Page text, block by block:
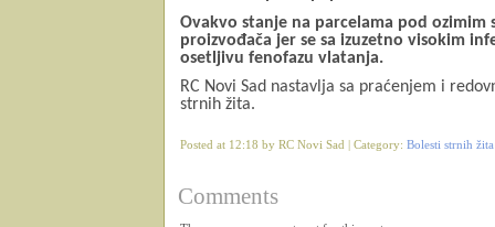
Ovakvo stanje na parcelama pod
proizvođača jer se sa izuzetno visokim
osetljivu fenofazu vlatanja.
RC Novi Sad nastavlja sa praćenjem i
strnih žita.
Posted at 12:18 by RC Novi Sad | Category: Bolesti strnih žita
Comments